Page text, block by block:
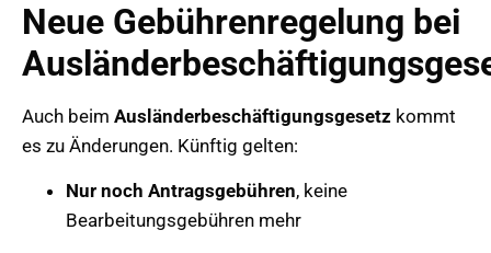
Neue Gebührenregelung bei
Auch beim Ausländerbeschäftigungsgesetz kommt
es zu Änderungen. Künftig gelten:
Nur noch Antragsgebühren, keine
Bearbeitungsgebühren mehr